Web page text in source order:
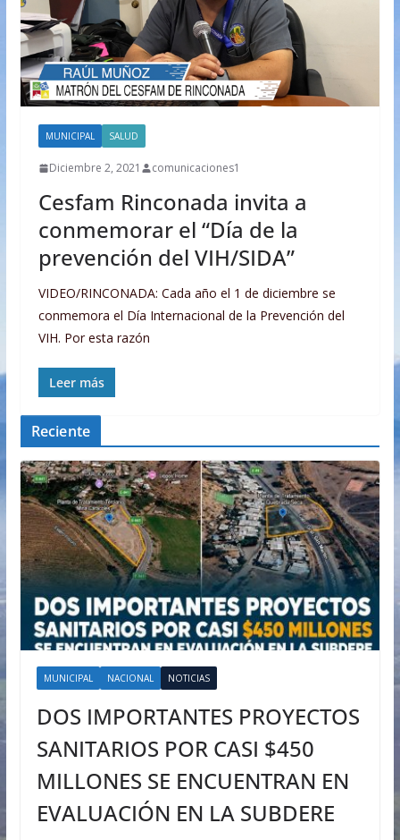
MUNICIPAL SALUD
Diciembre 2, 2021 comunicaciones1
Cesfam Rinconada invita a
conmemorar el “Día de la
prevención del VIH/SIDA”
VIDEO/RINCONADA: Cada año el 1 de diciembre se
conmemora el Día Internacional de la Prevención del
VIH. Por esta razón
Leer más
Reciente
MUNICIPAL NACIONAL NOTICIAS
DOS IMPORTANTES PROYECTOS
SANITARIOS POR CASI $450
MILLONES SE ENCUENTRAN EN
EVALUACIÓN EN LA SUBDERE